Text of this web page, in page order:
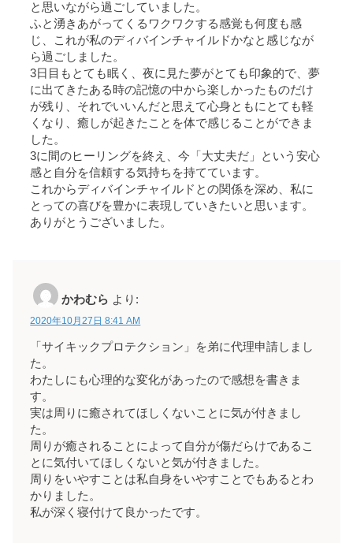
と思いながら過ごしていました。
ふと湧きあがってくるワクワクする感覚も何度も感
じ、これが私のディバインチャイルドかなと感じなが
ら過ごしました。
3日目もとても眠く、夜に見た夢がとても印象的で、夢
に出てきたある時の記憶の中から楽しかったものだけ
が残り、それでいいんだと思えて心身ともにとても軽
くなり、癒しが起きたことを体で感じることができま
した。
3に間のヒーリングを終え、今「大丈夫だ」という安心
感と自分を信頼する気持ちを持てています。
これからディバインチャイルドとの関係を深め、私に
とっての喜びを豊かに表現していきたいと思います。
ありがとうございました。
かわむら より:
2020年10月27日 8:41 AM
「サイキックプロテクション」を弟に代理申請しまし
た。
わたしにも心理的な変化があったので感想を書きま
す。
実は周りに癒されてほしくないことに気が付きまし
た。
周りが癒されることによって自分が傷だらけであるこ
とに気付いてほしくないと気が付きました。
周りをいやすことは私自身をいやすことでもあるとわ
かりました。
私が深く寝付けて良かったです。